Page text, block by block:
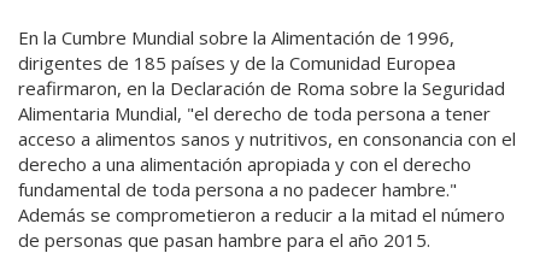
En la Cumbre Mundial sobre la Alimentación de 1996,
dirigentes de 185 países y de la Comunidad Europea
reafirmaron, en la Declaración de Roma sobre la Seguridad
Alimentaria Mundial, "el derecho de toda persona a tener
acceso a alimentos sanos y nutritivos, en consonancia con el
derecho a una alimentación apropiada y con el derecho
fundamental de toda persona a no padecer hambre."
Además se comprometieron a reducir a la mitad el número
de personas que pasan hambre para el año 2015.